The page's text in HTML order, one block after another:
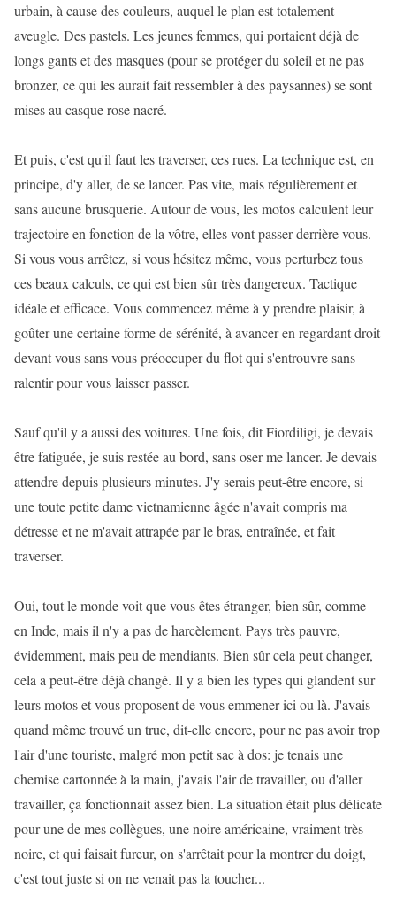
urbain, à cause des couleurs, auquel le plan est totalement
aveugle. Des pastels. Les jeunes femmes, qui portaient déjà de
longs gants et des masques (pour se protéger du soleil et ne pas
bronzer, ce qui les aurait fait ressembler à des paysannes) se sont
mises au casque rose nacré.
Et puis, c'est qu'il faut les traverser, ces rues. La technique est, en
principe, d'y aller, de se lancer. Pas vite, mais régulièrement et
sans aucune brusquerie. Autour de vous, les motos calculent leur
trajectoire en fonction de la vôtre, elles vont passer derrière vous.
Si vous vous arrêtez, si vous hésitez même, vous perturbez tous
ces beaux calculs, ce qui est bien sûr très dangereux. Tactique
idéale et efficace. Vous commencez même à y prendre plaisir, à
goûter une certaine forme de sérénité, à avancer en regardant droit
devant vous sans vous préoccuper du flot qui s'entrouvre sans
ralentir pour vous laisser passer.
Sauf qu'il y a aussi des voitures. Une fois, dit Fiordiligi, je devais
être fatiguée, je suis restée au bord, sans oser me lancer. Je devais
attendre depuis plusieurs minutes. J'y serais peut-être encore, si
une toute petite dame vietnamienne âgée n'avait compris ma
détresse et ne m'avait attrapée par le bras, entraînée, et fait
traverser.
Oui, tout le monde voit que vous êtes étranger, bien sûr, comme
en Inde, mais il n'y a pas de harcèlement. Pays très pauvre,
évidemment, mais peu de mendiants. Bien sûr cela peut changer,
cela a peut-être déjà changé. Il y a bien les types qui glandent sur
leurs motos et vous proposent de vous emmener ici ou là. J'avais
quand même trouvé un truc, dit-elle encore, pour ne pas avoir trop
l'air d'une touriste, malgré mon petit sac à dos: je tenais une
chemise cartonnée à la main, j'avais l'air de travailler, ou d'aller
travailler, ça fonctionnait assez bien. La situation était plus délicate
pour une de mes collègues, une noire américaine, vraiment très
noire, et qui faisait fureur, on s'arrêtait pour la montrer du doigt,
c'est tout juste si on ne venait pas la toucher...